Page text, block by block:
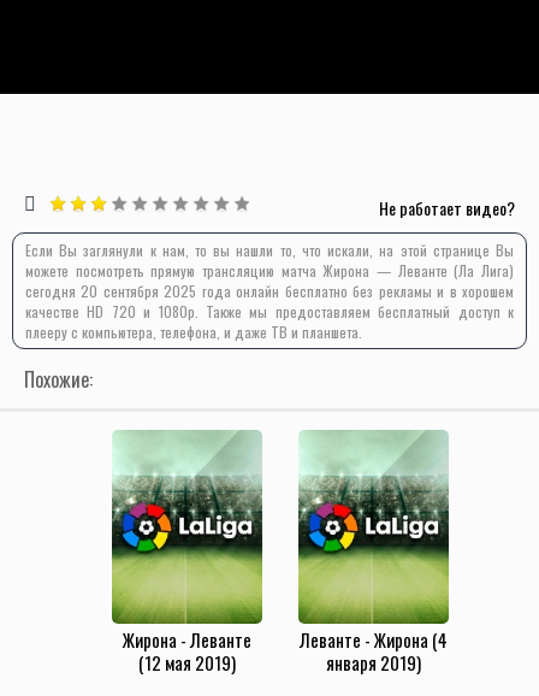
Не работает видео?
Если Вы заглянули к нам, то вы нашли то, что искали, на этой странице Вы
можете посмотреть прямую трансляцию матча Жирона — Леванте (Ла Лига)
сегодня 20 сентября 2025 года онлайн бесплатно без рекламы и в хорошем
качестве HD 720 и 1080p. Также мы предоставляем бесплатный доступ к
плееру с компьютера, телефона, и даже ТВ и планшета.
Похожие:
Жирона - Леванте
(12 мая 2019)
Леванте - Жирона (4
января 2019)